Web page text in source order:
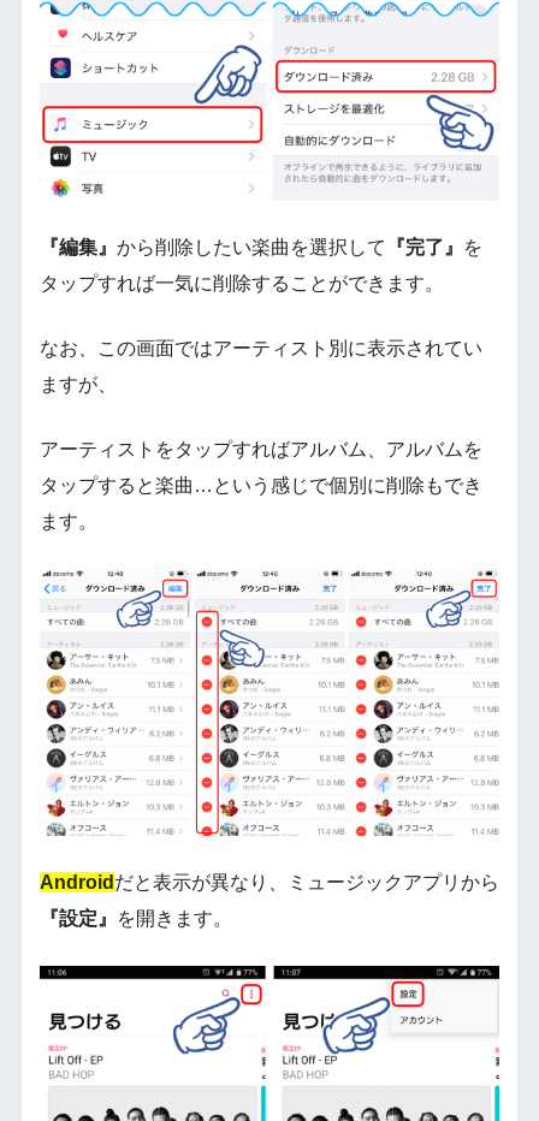
『編集』 から削除したい楽曲を選択して 『完了』
を
タップすれば一気に削除することができます。
なお、この画面ではアーティスト別に表示されてい
ますが、
アーティストをタップすればアルバム、アルバムを
タップすると楽曲…という感じで個別に削除もでき
ます。
Android だと表示が異なり、ミュージックアプリから
『設定』
を開きます。